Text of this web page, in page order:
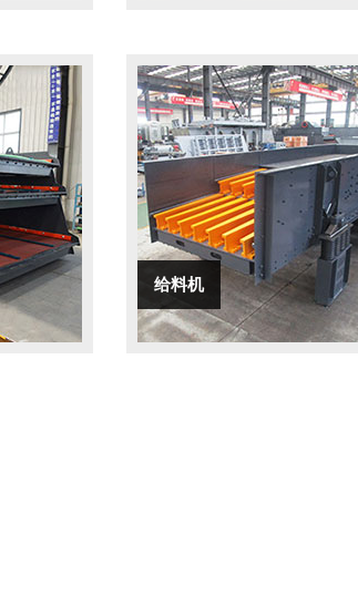
给料机